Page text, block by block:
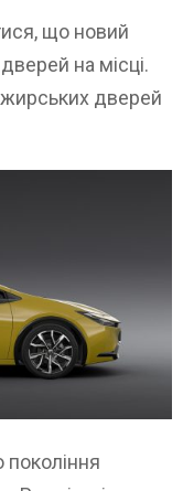
що новий
на місці.
дверей
покоління